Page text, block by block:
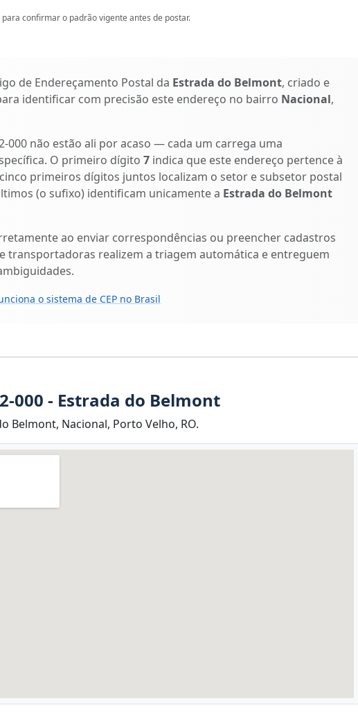
para confirmar o padrão vigente antes de postar.
de Endereçamento Postal da Estrada do Belmont, criado e
identificar com precisão este endereço no bairro Nacional,
000 não estão ali por acaso — cada um carrega uma
O primeiro dígito 7 indica que este endereço pertence à
primeiros dígitos juntos localizam o setor e subsetor postal
(o sufixo) identificam unicamente a Estrada do Belmont
ao enviar correspondências ou preencher cadastros
transportadoras realizem a triagem automática e entreguem
o sistema de CEP no Brasil
000 - Estrada do Belmont
Belmont, Nacional, Porto Velho, RO.